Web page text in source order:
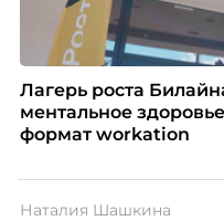
Лагерь роста
ментальное
формат workation
Наталия Шашкина